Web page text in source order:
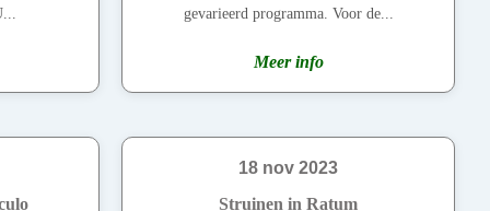
gevarieerd programma. Voor de...
Meer info
18 nov 2023
Struinen in Ratum